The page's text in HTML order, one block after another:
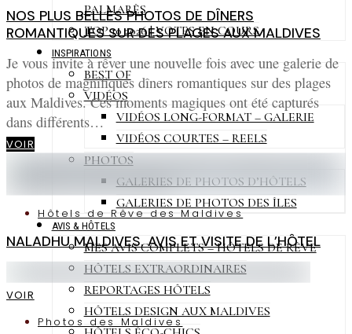
PALMARÈS
TOP 10 2026 | VOTES EN COURS
INSPIRATIONS
BEST OF
VIDÉOS
VIDÉOS LONG-FORMAT – GALERIE
VIDÉOS COURTES – REELS
PHOTOS
GALERIES DE PHOTOS D’HÔTELS
GALERIES DE PHOTOS DES ÎLES
AVIS & HÔTELS
MES AVIS COMPLETS – HÔTELS DE RÊVE
HÔTELS EXTRAORDINAIRES
REPORTAGES HÔTELS
HÔTELS DESIGN AUX MALDIVES
NOS PLUS BELLES PHOTOS DE DÎNERS
ROMANTIQUES SUR DES PLAGES AUX MALDIVES
Je vous invite à rêver une nouvelle fois avec une galerie de
photos de magnifiques dîners romantiques sur des plages
aux Maldives. Ces moments magiques ont été capturés
dans différents…
VOIR
Hôtels de Rêve des Maldives
NALADHU MALDIVES. AVIS ET VISITE DE L’HÔTEL
VOIR
Photos des Maldives